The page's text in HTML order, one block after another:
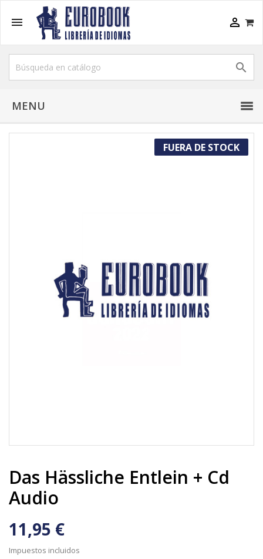
 

MENU
FUERA DE STOCK
Das Hässliche Entlein + Cd
Audio
11,95 €
Impuestos incluidos